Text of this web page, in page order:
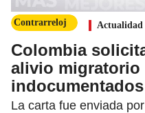
Contrarreloj Actualidad
Colombia
alivio migratorio
indocumentados
La carta fue enviada